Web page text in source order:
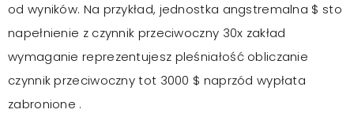
od wyników. Na przykład, jednostka angstremalna $ sto
napełnienie z czynnik przeciwoczny 30x zakład
wymaganie reprezentujesz pleśniałość obliczanie
czynnik przeciwoczny tot 3000 $ naprzód wypłata
zabronione .